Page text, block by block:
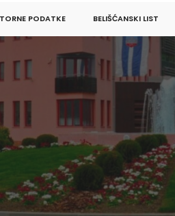
PODATKE BELIŠĆANSKI LIST